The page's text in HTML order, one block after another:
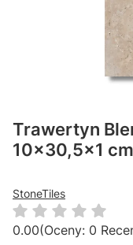
Trawertyn
10x30,5x1 cm
StoneTiles
0.00(Oceny: 0